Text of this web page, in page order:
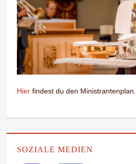
Hier findest du den Ministrantenplan.
SOZIALE MEDIEN